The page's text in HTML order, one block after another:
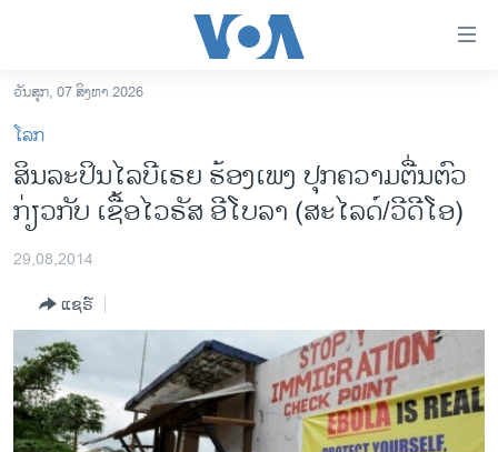
ເຂົ້າ
ຫາ
ຂ້າມ
ຂ້າມ
ຂ້າມ
ຫາ
ລາວ
ອາເມຣິກາ
ການເລືອກຕັ້ງ ປະທານາທີບໍດີ ສະຫະລັດ 2024
ຂ່າວ​ຈີນ
ໂລກ
ເອເຊຍ
ອິດສະຫຼະພາບດ້ານການຂ່າວ
ຊີວິດຊາວລາວ
ວັນສຸກ, 07 ສິງຫາ 2026
ໂລກ
ສິນລະປິນໄລບີເຣຍ ຮ້ອງເພງ ປຸກຄວາມຕື່ນຕົວ
ກ່ຽວກັບ ເຊື້ອໄວຣັສ ອີໂບລາ (ສະໄລດ໌/ວີດີໂອ)
29,08,2014
ແຊຣ໌